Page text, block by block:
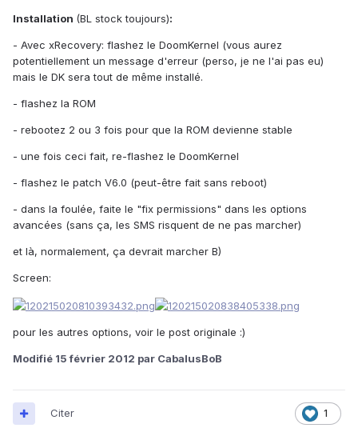
Installation (BL stock toujours):
- Avec xRecovery: flashez le DoomKernel (vous aurez
potentiellement un message d'erreur (perso, je ne l'ai pas eu)
mais le DK sera tout de même installé.
- flashez la ROM
- rebootez 2 ou 3 fois pour que la ROM devienne stable
- une fois ceci fait, re-flashez le DoomKernel
- flashez le patch V6.0 (peut-être fait sans reboot)
- dans la foulée, faite le "fix permissions" dans les options
avancées (sans ça, les SMS risquent de ne pas marcher)
et là, normalement, ça devrait marcher B)
Screen:
pour les autres options, voir le post originale :)
Modifié 15 février 2012 par CabalusBoB
1
Citer